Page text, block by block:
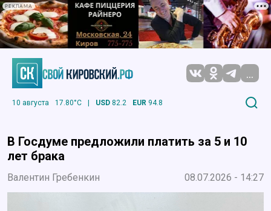
РЕКЛАМА
...
10 августа 17.80°C | USD 82.2 EUR 94.8
В Госдуме предложили платить за 5 и 10
лет брака
Валентин Гребенкин 08.07.2026 - 14:27